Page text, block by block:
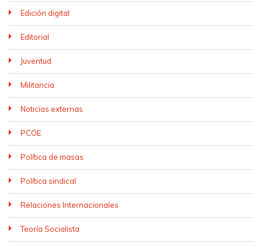
Edición digital
Editorial
Juventud
Militancia
Noticias externas
PCOE
Política de masas
Política sindical
Relaciones Internacionales
Teoría Socialista